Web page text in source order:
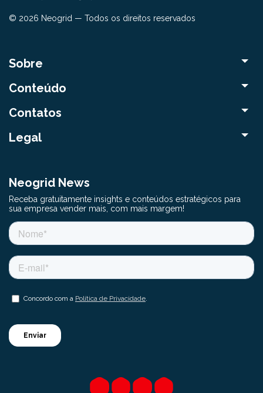
© 2026 Neogrid — Todos os direitos reservados
Sobre
Conteúdo
Contatos
Legal
Neogrid News